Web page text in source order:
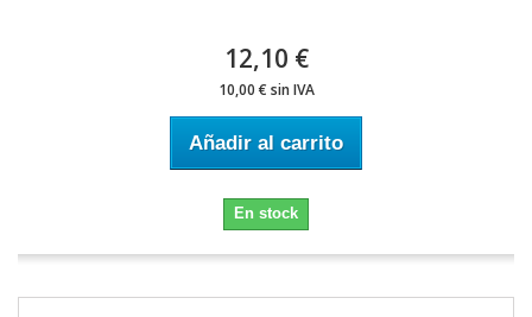
12,10 €
10,00 € sin IVA
Añadir al carrito
En stock